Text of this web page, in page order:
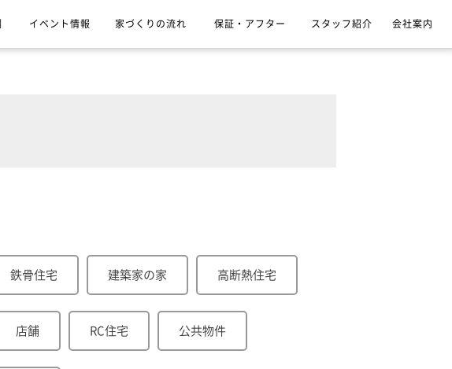
イベント情報 家づくりの流れ 保証・アフター スタッフ紹介 会社案内
鉄骨住宅 建築家の家 高断熱住宅
店舗 RC住宅 公共物件